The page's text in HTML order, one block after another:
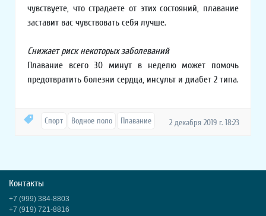
чувствуете, что страдаете от этих состояний, плавание
заставит вас чувствовать себя лучше.
Снижает риск некоторых заболеваний
Плавание всего 30 минут в неделю может помочь
предотвратить болезни сердца, инсульт и диабет 2 типа.
2 декабря 2019 г. 18:23
Спорт Водное поло Плавание
Контакты
+7 (999) 384-8803
+7 (919) 721-8816